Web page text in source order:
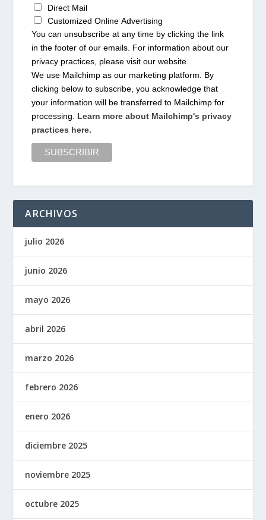
Direct Mail
Customized Online Advertising
You can unsubscribe at any time by clicking the link
in the footer of our emails. For information about our
privacy practices, please visit our website.
We use Mailchimp as our marketing platform. By
clicking below to subscribe, you acknowledge that
your information will be transferred to Mailchimp for
processing. Learn more about Mailchimp's privacy
practices here.
ARCHIVOS
julio 2026
junio 2026
mayo 2026
abril 2026
marzo 2026
febrero 2026
enero 2026
diciembre 2025
noviembre 2025
octubre 2025